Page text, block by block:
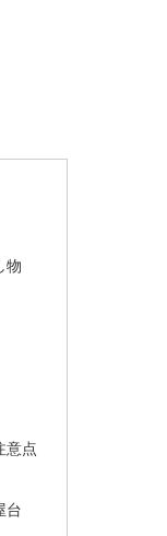
物
意点
台